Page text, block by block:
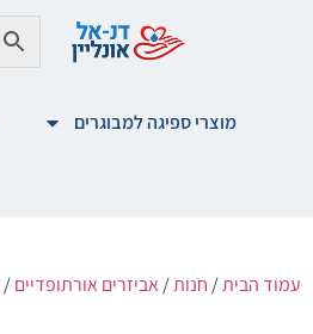
מוצרי ספיגה למבוגרים
עמוד הבית/ חנות/ אביזרים אורתופדיים/